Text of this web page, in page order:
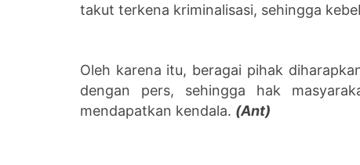
takut terkena kriminalisasi, sehingga
Oleh karena itu, beragai pihak
dengan pers, sehingga hak
mendapatkan kendala. (Ant)